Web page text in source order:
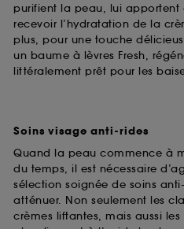
purifient la peau, lui apportent
recevoir l’hydratation de la
plus, pour une touche
un baume à lèvres Fresh,
littéralement prêt pour les
Soins visage anti-rides
Quand la peau commence à
du temps, il est nécessaire
sélection soignée de soins
atténuer. Non seulement les
crèmes liftantes, mais aussi